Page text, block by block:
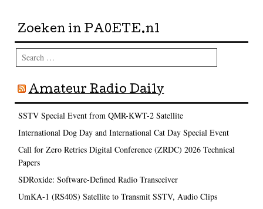
Zoeken in PA0ETE.nl
Search
Amateur Radio Daily
SSTV Special Event from QMR-KWT-2 Satellite
International Dog Day and International Cat Day Special Event
Call for Zero Retries Digital Conference (ZRDC) 2026 Technical
Papers
SDRoxide: Software-Defined Radio Transceiver
UmKA-1 (RS40S) Satellite to Transmit SSTV, Audio Clips